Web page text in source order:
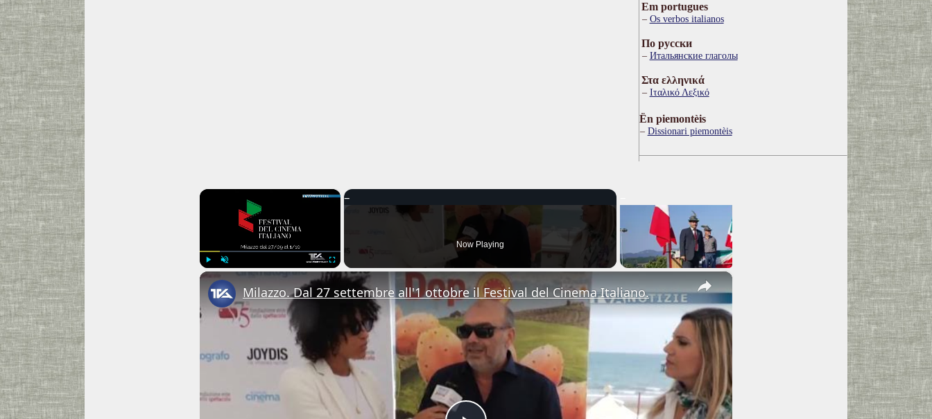
Em portugues
Os verbos italianos
По русски
Итальянские глаголы
Στα ελληνικά
Ιταλικό Λεξικό
Ën piemontèis
Dissionari piemontèis
×
Unmute Fullscreen
Now Playing
×
Milazzo. Dal 27 settembre all'1 ottobre il Festival del Cinema Italiano.